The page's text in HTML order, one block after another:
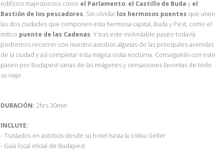
edificios majestuosos como el Parlamento, el Castillo de Buda y el
Bastión de los pescadores. Sin olvidar los hermosos puentes que unen
las dos ciudades que componen esta hermosa capital, Buda y Pest, como el
mítico puente de las Cadenas. Y tras este inolvidable paseo todavía
podremos recorrer con nuestro autobús algunas de las principales avenidas
de la ciudad y así completar esta mágica visita nocturna. Conseguirán con este
paseo por Budapest varias de las imágenes y sensaciones favoritas de todo
su viaje.
DURACIÓN: 2hrs 30min
INCLUYE:
- Traslados en autobús desde su hotel hasta la colina Geller
- Guía local oficial de Budapest